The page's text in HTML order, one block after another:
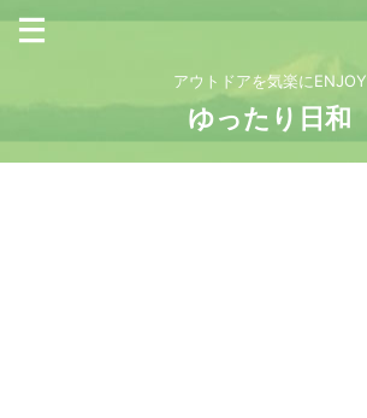
アウトドアを気楽にENJOY
ゆったり日和